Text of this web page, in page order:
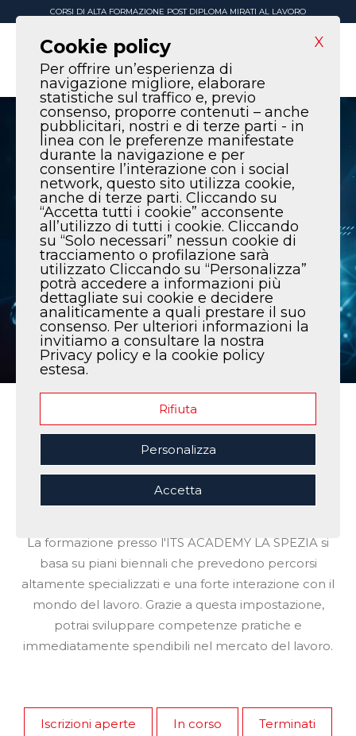
CORSI DI ALTA FORMAZIONE POST DIPLOMA MIRATI AL LAVORO
I Nostri corsi
La formazione presso l'ITS ACADEMY LA SPEZIA si
basa su piani biennali che prevedono percorsi
altamente specializzati e una forte interazione con il
mondo del lavoro. Grazie a questa impostazione,
potrai sviluppare competenze pratiche e
immediatamente spendibili nel mercato del lavoro.
Iscrizioni aperte In corso Terminati
X
Cookie policy
Per offrire un’esperienza di
navigazione migliore, elaborare
statistiche sul traffico e, previo
consenso, proporre contenuti – anche
pubblicitari, nostri e di terze parti - in
linea con le preferenze manifestate
durante la navigazione e per
consentire l’interazione con i social
network, questo sito utilizza cookie,
anche di terze parti. Cliccando su
“Accetta tutti i cookie” acconsente
all’utilizzo di tutti i cookie. Cliccando
su “Solo necessari” nessun cookie di
tracciamento o profilazione sarà
utilizzato Cliccando su “Personalizza”
potrà accedere a informazioni più
dettagliate sui cookie e decidere
analiticamente a quali prestare il suo
consenso. Per ulteriori informazioni la
invitiamo a consultare la nostra
Privacy policy e la cookie policy
estesa.
Rifiuta
Personalizza
Accetta